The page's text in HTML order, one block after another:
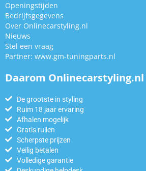
Openingstijden
Bedrijfsgegevens
Over Onlinecarstyling.nl
Nieuws
Stel een vraag
Partner: www.gm-tuningparts.nl
Daarom Onlinecarstyling.nl
De grootste in styling
Ruim 18 jaar ervaring
Afhalen mogelijk
Gratis ruilen
Scherpste prijzen
Veilig betalen
Volledige garantie